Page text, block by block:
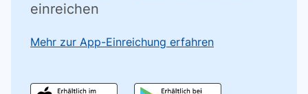
einreichen
Mehr zur App-Einreichung erfahren